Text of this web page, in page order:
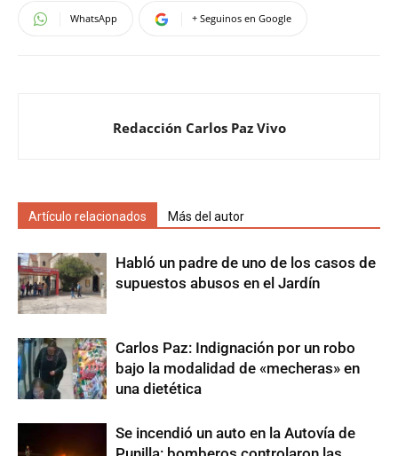
WhatsApp + Seguinos en Google
Redacción Carlos Paz Vivo
Artículo relacionados Más del autor
Habló un padre de uno de los casos de
supuestos abusos en el Jardín
Carlos Paz: Indignación por un robo
bajo la modalidad de «mecheras» en
una dietética
Se incendió un auto en la Autovía de